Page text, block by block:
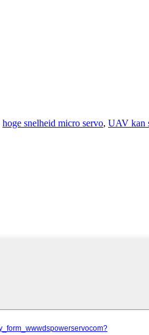
hoge snelheid micro servo, UAV kan